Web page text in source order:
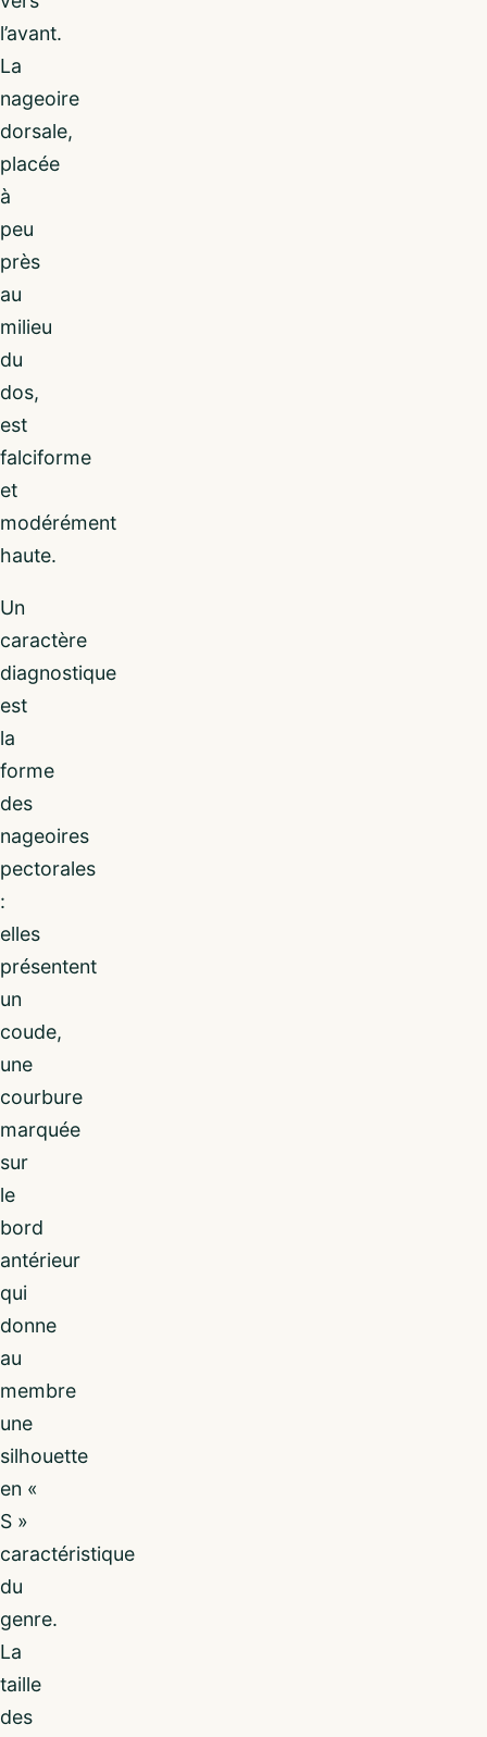
l’avant.
La
nageoire
dorsale,
placée
à
peu
près
au
milieu
du
dos,
est
falciforme
et
modérément
haute.
Un
caractère
diagnostique
est
la
forme
des
nageoires
pectorales
:
elles
présentent
un
coude,
une
courbure
marquée
sur
le
bord
antérieur
qui
donne
au
membre
une
silhouette
en «
S »
caractéristique
du
genre.
La
taille
des